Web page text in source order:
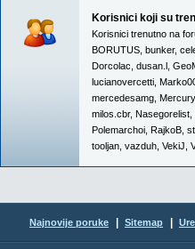
Korisnici koji su
Korisnici trenutno na
BORUTUS bunker,
Dorcolac dusan.l
lucianovercetti
mercedesamg Mercury
milos.cbr, Nasegorelist
Polemarchoi RajkoB
tooljan vazduh VekiJ
Najnovije poruke Sitemap